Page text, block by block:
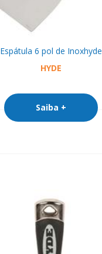
Espátula 6 pol de Inoxhyde
HYDE
Saiba +